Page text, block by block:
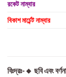
রকেট নাম্বার
বিকাশ মার্চেন্ট নাম্বার
বিঃদ্রঃ-🔸 ছবি এবং